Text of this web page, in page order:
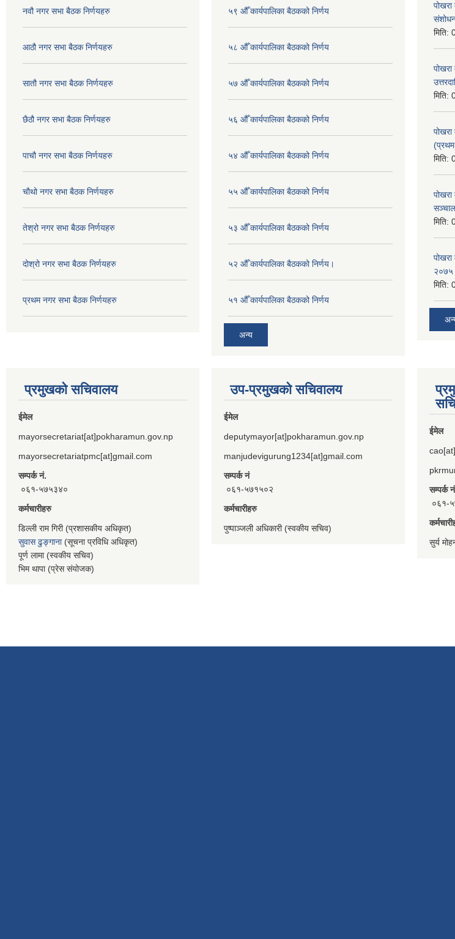
नवौ नगर सभा बैठक निर्णयहरु
आठौ नगर सभा बैठक निर्णयहरु
सातौ नगर सभा बैठक निर्णयहरु
छैठौ नगर सभा बैठक निर्णयहरु
पाचौ नगर सभा बैठक निर्णयहरु
चौथो नगर सभा बैठक निर्णयहरु
तेश्रो नगर सभा बैठक निर्णयहरु
दोश्रो नगर सभा बैठक निर्णयहरु
प्रथम नगर सभा बैठक निर्णयहरु
५९ औँ कार्यपालिका बैठकको निर्णय
५८ औँ कार्यपालिका बैठकको निर्णय
५७ औँ कार्यपालिका बैठकको निर्णय
५६ औँ कार्यपालिका बैठकको निर्णय
५४ औँ कार्यपालिका बैठकको निर्णय
५५ औँ कार्यपालिका बैठकको निर्णय
५३ औँ कार्यपालिका बैठकको निर्णय
५२ औँ कार्यपालिका बैठकको निर्णय।
५१ औँ कार्यपालिका बैठकको निर्णय
अन्य
मिति:
पोखरा
मिति:
मिति:
पोखरा
मिति:
पोखरा
२०७५
मिति:
प्रमुखको सचिवालय
ईमेल
mayorsecretariat[at]pokharamun.gov.np
mayorsecretariatpmc[at]gmail.com
सम्पर्क नं.
०६१-५७५३४०
कर्मचारीहरु
डिल्ली राम गिरी (प्रशासकीय अधिकृत)
सुवास ढुङ्गाना(सूचना प्रविधि अधिकृत)
पूर्ण लामा (स्वकीय सचिव)
भिम थापा (प्रेस संयोजक)
उप-प्रमुखको सचिवालय
ईमेल
deputymayor[at]pokharamun.gov.np
manjudevigurung1234[at]gmail.com
सम्पर्क नं
०६१-५७१५०२
कर्मचारीहरु
पुष्पाञ्जली अधिकारी (स्वकीय सचिव)
ईमेल
सम्पर्क नं
०६१-
सुर्य